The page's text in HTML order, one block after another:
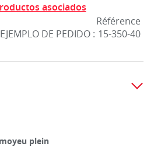
asociados
EJEMPLO DE PEDIDO :
Référence
15-350-40
plein